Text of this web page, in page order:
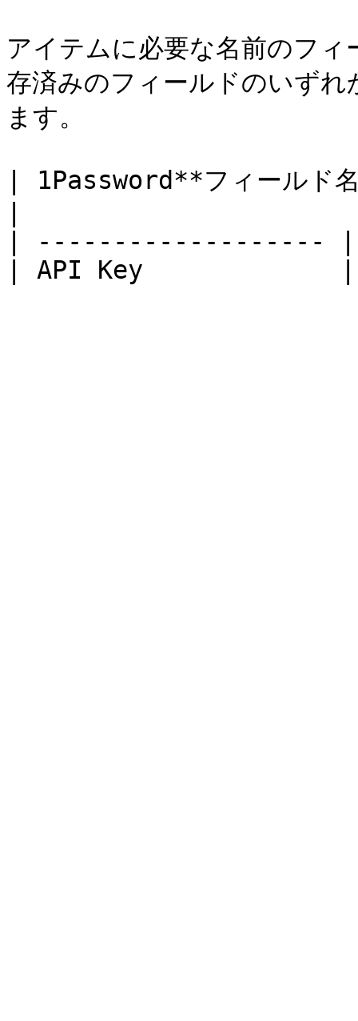
アイテムに必要な名前のフ
存済みのフィールドのいず
ます。
| 1Password**フィール
| -------------------